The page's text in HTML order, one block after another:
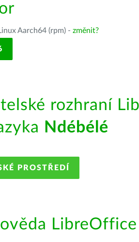
Aarch64 (rpm) - změnit?
rozhraní
Ndébélé
PROSTŘEDÍ